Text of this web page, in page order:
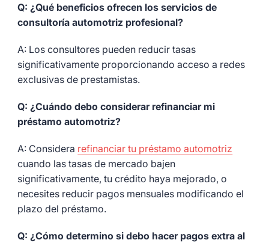
Q: ¿Qué beneficios ofrecen los servicios de
consultoría automotriz profesional?
A: Los consultores pueden reducir tasas
significativamente proporcionando acceso a redes
exclusivas de prestamistas.
Q: ¿Cuándo debo considerar refinanciar mi
préstamo automotriz?
A: Considera refinanciar tu préstamo automotriz
cuando las tasas de mercado bajen
significativamente, tu crédito haya mejorado, o
necesites reducir pagos mensuales modificando el
plazo del préstamo.
Q: ¿Cómo determino si debo hacer pagos extra al